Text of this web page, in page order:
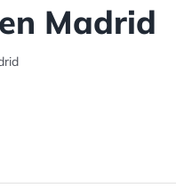
Madrid